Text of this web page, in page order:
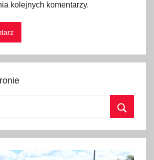
kolejnych komentarzy.